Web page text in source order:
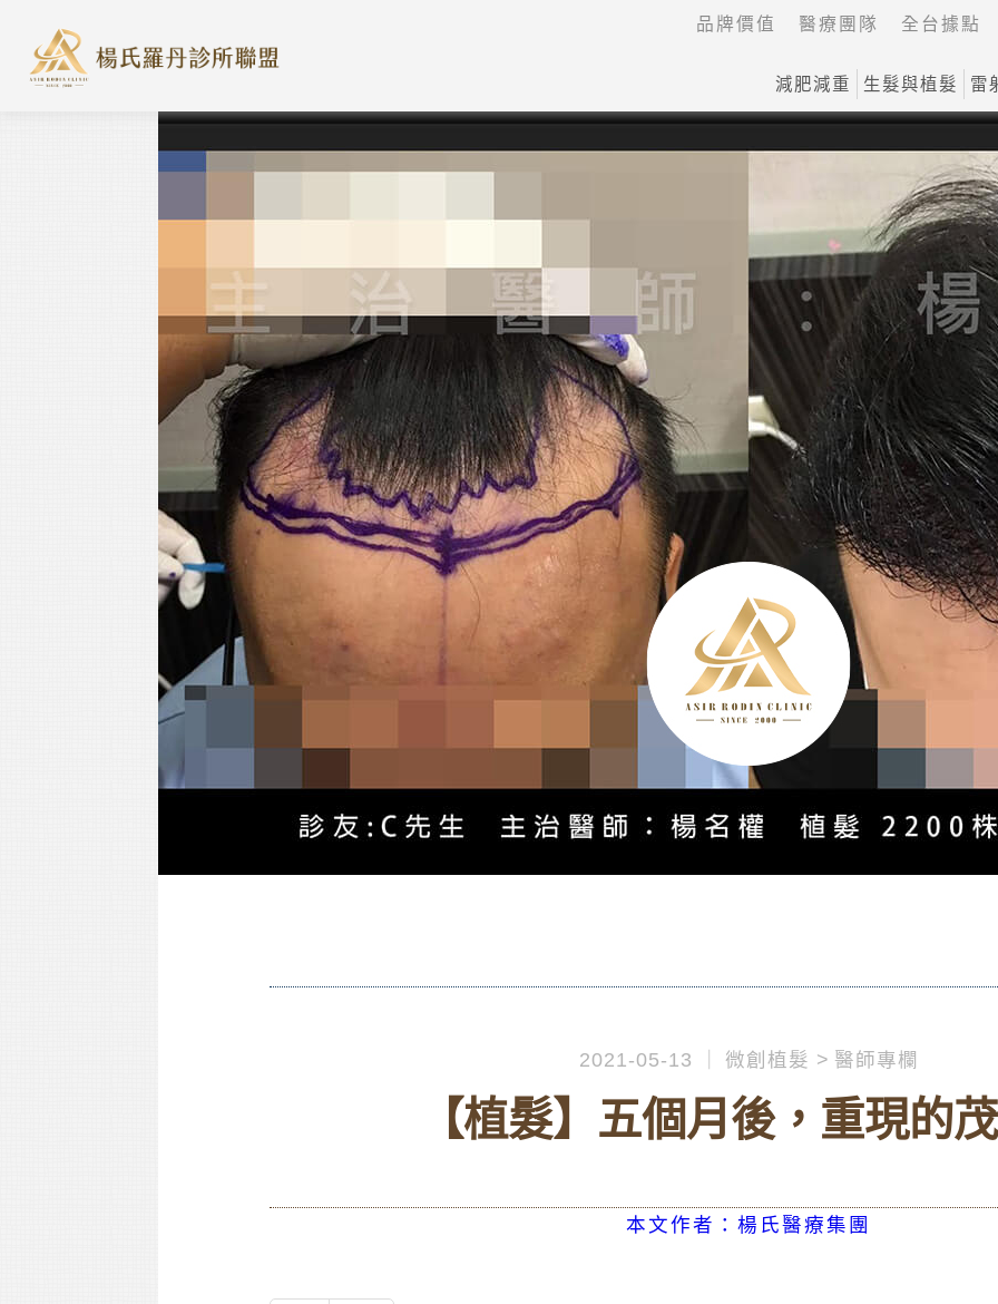
2021-05-13 微創植髮 醫師專欄
【植髮】五個月後，重現的
本文作者：楊氏醫療集團
品牌價值 醫療團隊 全台據點
減肥減重 生髮與植髮 雷